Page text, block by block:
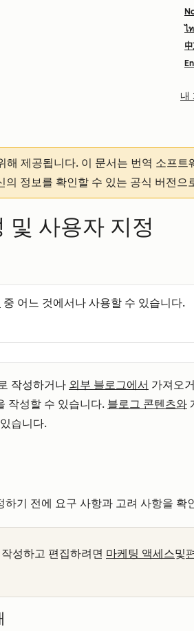
ไ
내
해 제공됩니다. 이 문서는 번역 소프트
의 정보를 확인할 수 있는 공식 버전으
및 사용자 지정
중 어느 것에서나 사용할 수 있습니다.
작성하거나 외부 블로그에서 가져오
작성할 수 있습니다. 블로그 콘텐츠와
습니다.
기 전에 요구 사항과 고려 사항을 확
성하고 편집하려면 마케팅 액세스및